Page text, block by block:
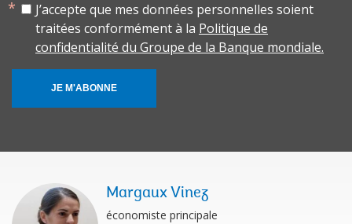
J’accepte que mes données personnelles soient
traitées conformément à la Politique de
confidentialité du Groupe de la Banque mondiale.
JE M'ABONNE
Margaux Vinez
économiste principale